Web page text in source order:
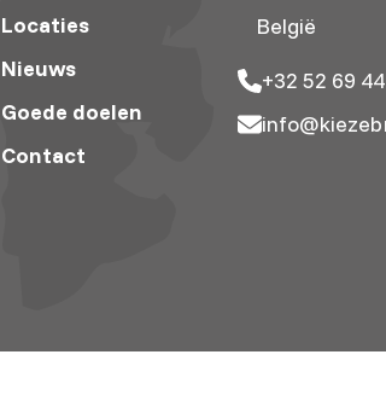
Locaties
Nieuws
Goede doelen
Contact
België
+32 52 69